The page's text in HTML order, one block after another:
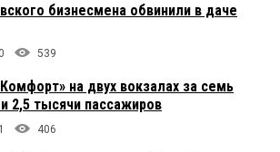
бизнесмена обвинили в даче
0 539
на двух вокзалах за семь
2,5 тысячи пассажиров
1 406